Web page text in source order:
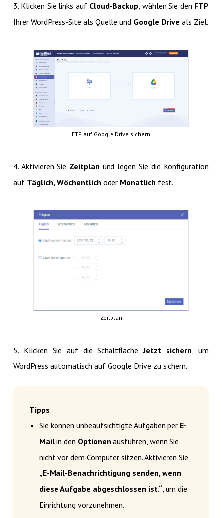
3. Klicken Sie links auf Cloud-Backup , wählen Sie den FTP
Ihrer WordPress-Site als Quelle und Google Drive als Ziel.
FTP auf Google Drive sichern
4. Aktivieren Sie Zeitplan und legen Sie die Konfiguration
auf Täglich, Wöchentlich oder Monatlich fest.
Zeitplan
5. Klicken Sie auf die Schaltfläche Jetzt sichern , um
WordPress automatisch auf Google Drive zu sichern.
Tipps:
Sie können unbeaufsichtigte Aufgaben per E-
Mailin den Optionen ausführen, wenn Sie
nicht vor dem Computer sitzen. Aktivieren Sie
„E-Mail-Benachrichtigung senden, wenn
diese Aufgabe abgeschlossen ist.“ , um die
Einrichtung vorzunehmen.